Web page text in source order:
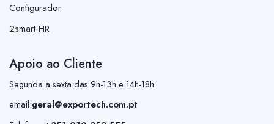
Configurador
2smart HR
Apoio ao Cliente
Segunda a sexta das 9h-13h e 14h-18h
email:geral@exportech.com.pt